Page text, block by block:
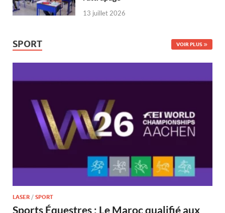
13 juillet 2026
SPORT VOIR PLUS
LASER / SPORT
Sports Équestres : Le Maroc qualifié aux